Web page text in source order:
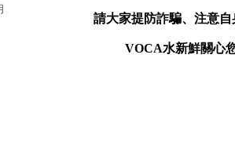
請大家提防詐騙、注意自
VOCA水新鮮關心